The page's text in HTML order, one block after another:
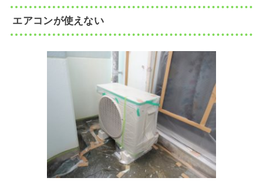
エアコンが使えない